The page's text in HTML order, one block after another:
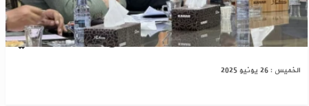
مباحثات سورية تركية حول مشروع الربط الكهربائي
الخميس : 26 يونيو 2025